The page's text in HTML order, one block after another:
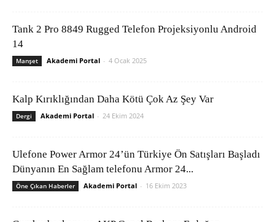
Tank 2 Pro 8849 Rugged Telefon Projeksiyonlu Android
14
Manşet Akademi Portal - 4 Ocak 2025
Kalp Kırıklığından Daha Kötü Çok Az Şey Var
Dergi Akademi Portal - 24 Ekim 2024
Ulefone Power Armor 24’ün Türkiye Ön Satışları Başladı
Dünyanın En Sağlam telefonu Armor 24...
Öne Çıkan Haberler Akademi Portal - 16 Ekim 2023